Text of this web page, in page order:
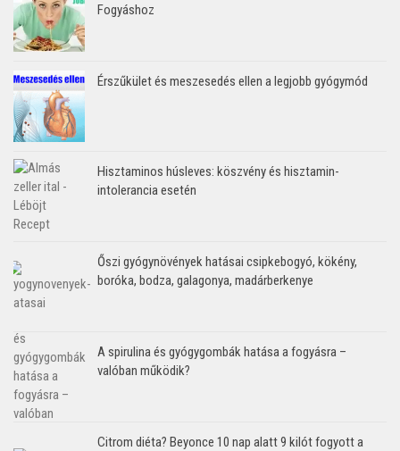
Fogyáshoz
Érszűkület és meszesedés ellen a legjobb gyógymód
Hisztaminos húsleves: köszvény és hisztamin-
intolerancia esetén
Őszi gyógynövények hatásai csipkebogyó, kökény,
boróka, bodza, galagonya, madárberkenye
A spirulina és gyógygombák hatása a fogyásra –
valóban működik?
Citrom diéta? Beyonce 10 nap alatt 9 kilót fogyott a